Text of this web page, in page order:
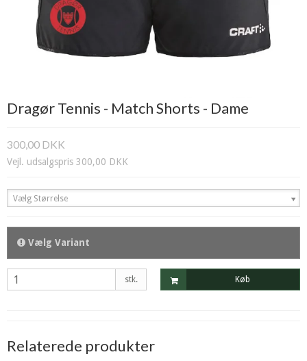
Dragør Tennis - Match Shorts - Dame
300,00 DKK
Vejl. udsalgspris 300,00 DKK
Vælg Størrelse
Vælg Variant
stk. Køb
Relaterede produkter